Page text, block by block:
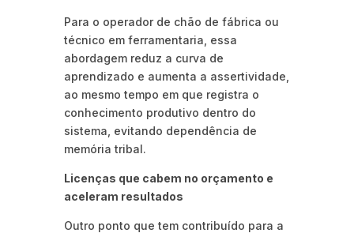
Para o operador de chão de fábrica ou
técnico em ferramentaria, essa
abordagem reduz a curva de
aprendizado e aumenta a assertividade,
ao mesmo tempo em que registra o
conhecimento produtivo dentro do
sistema, evitando dependência de
memória tribal.
Licenças que cabem no orçamento e
aceleram resultados
Outro ponto que tem contribuído para a